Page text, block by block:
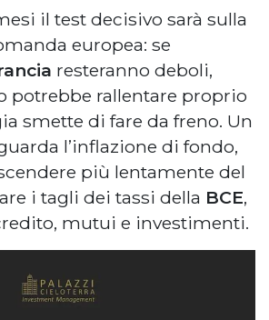
il test decisivo sarà sulla
europea: se
resteranno deboli,
potrebbe rallentare proprio
smette di fare da freno. Un
l’inflazione di fondo,
più lentamente del
i tagli dei tassi della BCE,
mutui e investimenti.